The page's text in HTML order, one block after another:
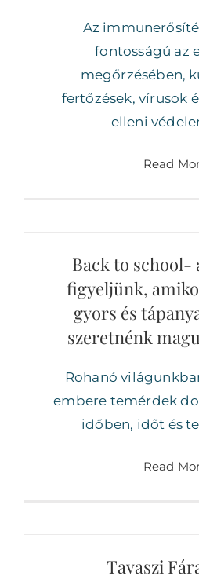
Az
fontosságú az
megőrzésében,
fertőzések, vírusok
elleni
Read
Back to school-
figyeljünk,
gyors és
szeretnénk
Rohanó
embere temérdek
időben, időt és
Read
Tavaszi